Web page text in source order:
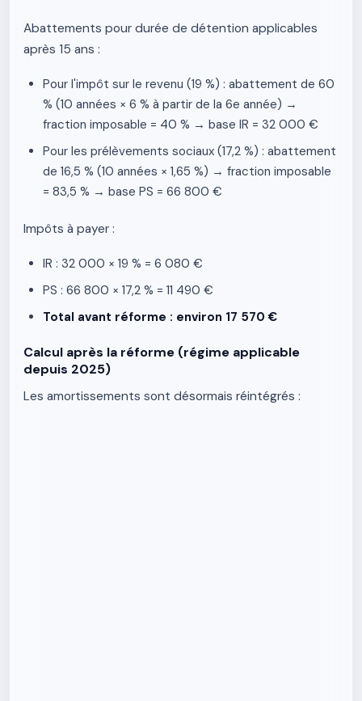
Abattements pour durée de détention applicables
après 15 ans :
Pour l'impôt sur le revenu (19 %) : abattement de 60
% (10 années × 6 % à partir de la 6e année) →
fraction imposable = 40 % → base IR = 32 000 €
Pour les prélèvements sociaux (17,2 %) : abattement
de 16,5 % (10 années × 1,65 %) → fraction imposable
= 83,5 % → base PS = 66 800 €
Impôts à payer :
IR : 32 000 × 19 % = 6 080 €
PS : 66 800 × 17,2 % = 11 490 €
Total avant réforme : environ 17 570 €
Calcul après la réforme (régime applicable
depuis 2025)
Les amortissements sont désormais réintégrés :